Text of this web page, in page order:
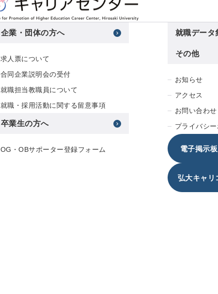
企業・団体の方へ
求人票について
合同企業説明会の受付
就職担当教職員について
就職・採用活動に関する留意事項
卒業生の方へ
OG・OBサポーター登録フォーム
就職データ
その他
お知らせ
アクセス
お問い合わせ
プライバシ
電子掲示板
弘大キャリ